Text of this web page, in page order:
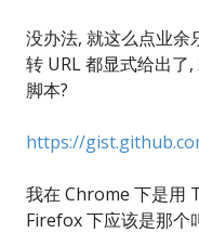
没办法, 就这么点业余
转 URL 都显式给出了
脚本?
https://
我在 Chrome 下是用
Firefox 下应该是那个